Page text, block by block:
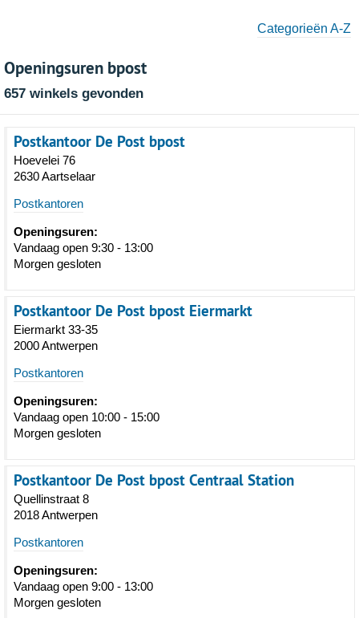
Categorieën A-Z
Openingsuren bpost
657 winkels gevonden
Postkantoor De Post bpost
Hoevelei 76
2630 Aartselaar
Postkantoren
Openingsuren:
Vandaag open 9:30 - 13:00
Morgen gesloten
Postkantoor De Post bpost Eiermarkt
Eiermarkt 33-35
2000 Antwerpen
Postkantoren
Openingsuren:
Vandaag open 10:00 - 15:00
Morgen gesloten
Postkantoor De Post bpost Centraal Station
Quellinstraat 8
2018 Antwerpen
Postkantoren
Openingsuren:
Vandaag open 9:00 - 13:00
Morgen gesloten